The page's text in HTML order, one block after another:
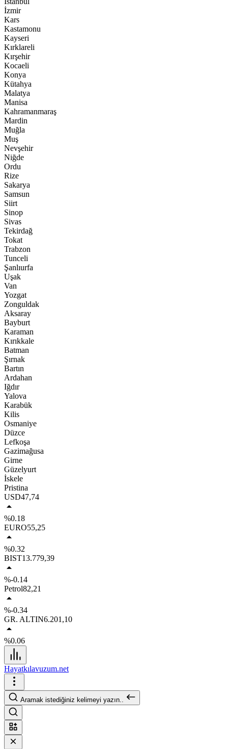
İzmir
Kars
Kastamonu
Kayseri
Kırklareli
Kırşehir
Kocaeli
Konya
Kütahya
Malatya
Manisa
Kahramanmaraş
Mardin
Muğla
Muş
Nevşehir
Niğde
Ordu
Rize
Sakarya
Samsun
Siirt
Sinop
Sivas
Tekirdağ
Tokat
Trabzon
Tunceli
Şanlıurfa
Uşak
Van
Yozgat
Zonguldak
Aksaray
Bayburt
Karaman
Kırıkkale
Batman
Şırnak
Bartın
Ardahan
Iğdır
Yalova
Karabük
Kilis
Osmaniye
Düzce
Lefkoşa
Gazimağusa
Girne
Güzelyurt
İskele
Pristina
USD47,74
%0.18
EURO55,25
%0.32
BIST13.779,39
%-0.14
Petrol82,21
%-0.34
GR. ALTIN6.201,10
%0.06
Hayatkılavuzum.net
Aramak istediğiniz kelimeyi yazın..